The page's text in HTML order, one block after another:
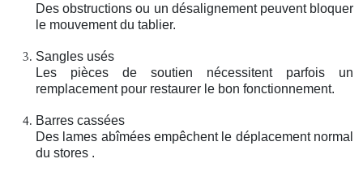
Des obstructions ou un désalignement peuvent bloquer
le mouvement du tablier.
Sangles usés
Les pièces de soutien nécessitent parfois un
remplacement pour restaurer le bon fonctionnement.
Barres cassées
Des lames abîmées empêchent le déplacement normal
du stores .